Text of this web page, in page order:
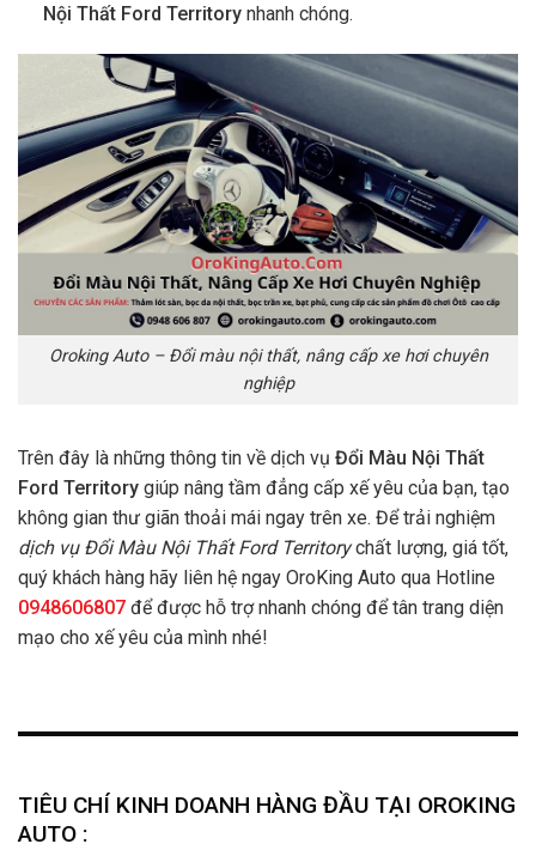
Nội Thất Ford Territory nhanh chóng.
Oroking Auto – Đổi màu nội thất, nâng cấp xe hơi chuyên
nghiệp
Trên đây là những thông tin về dịch vụ Đổi Màu Nội Thất
Ford Territory giúp nâng tầm đẳng cấp xế yêu của bạn, tạo
không gian thư giãn thoải mái ngay trên xe. Để trải nghiệm
dịch vụ Đổi Màu Nội Thất Ford Territorychất lượng, giá tốt,
quý khách hàng hãy liên hệ ngay OroKing Auto qua Hotline
0948606807 để được hỗ trợ nhanh chóng để tân trang diện
mạo cho xế yêu của mình nhé!
TIÊU CHÍ KINH DOANH HÀNG ĐẦU TẠI OROKING
AUTO :